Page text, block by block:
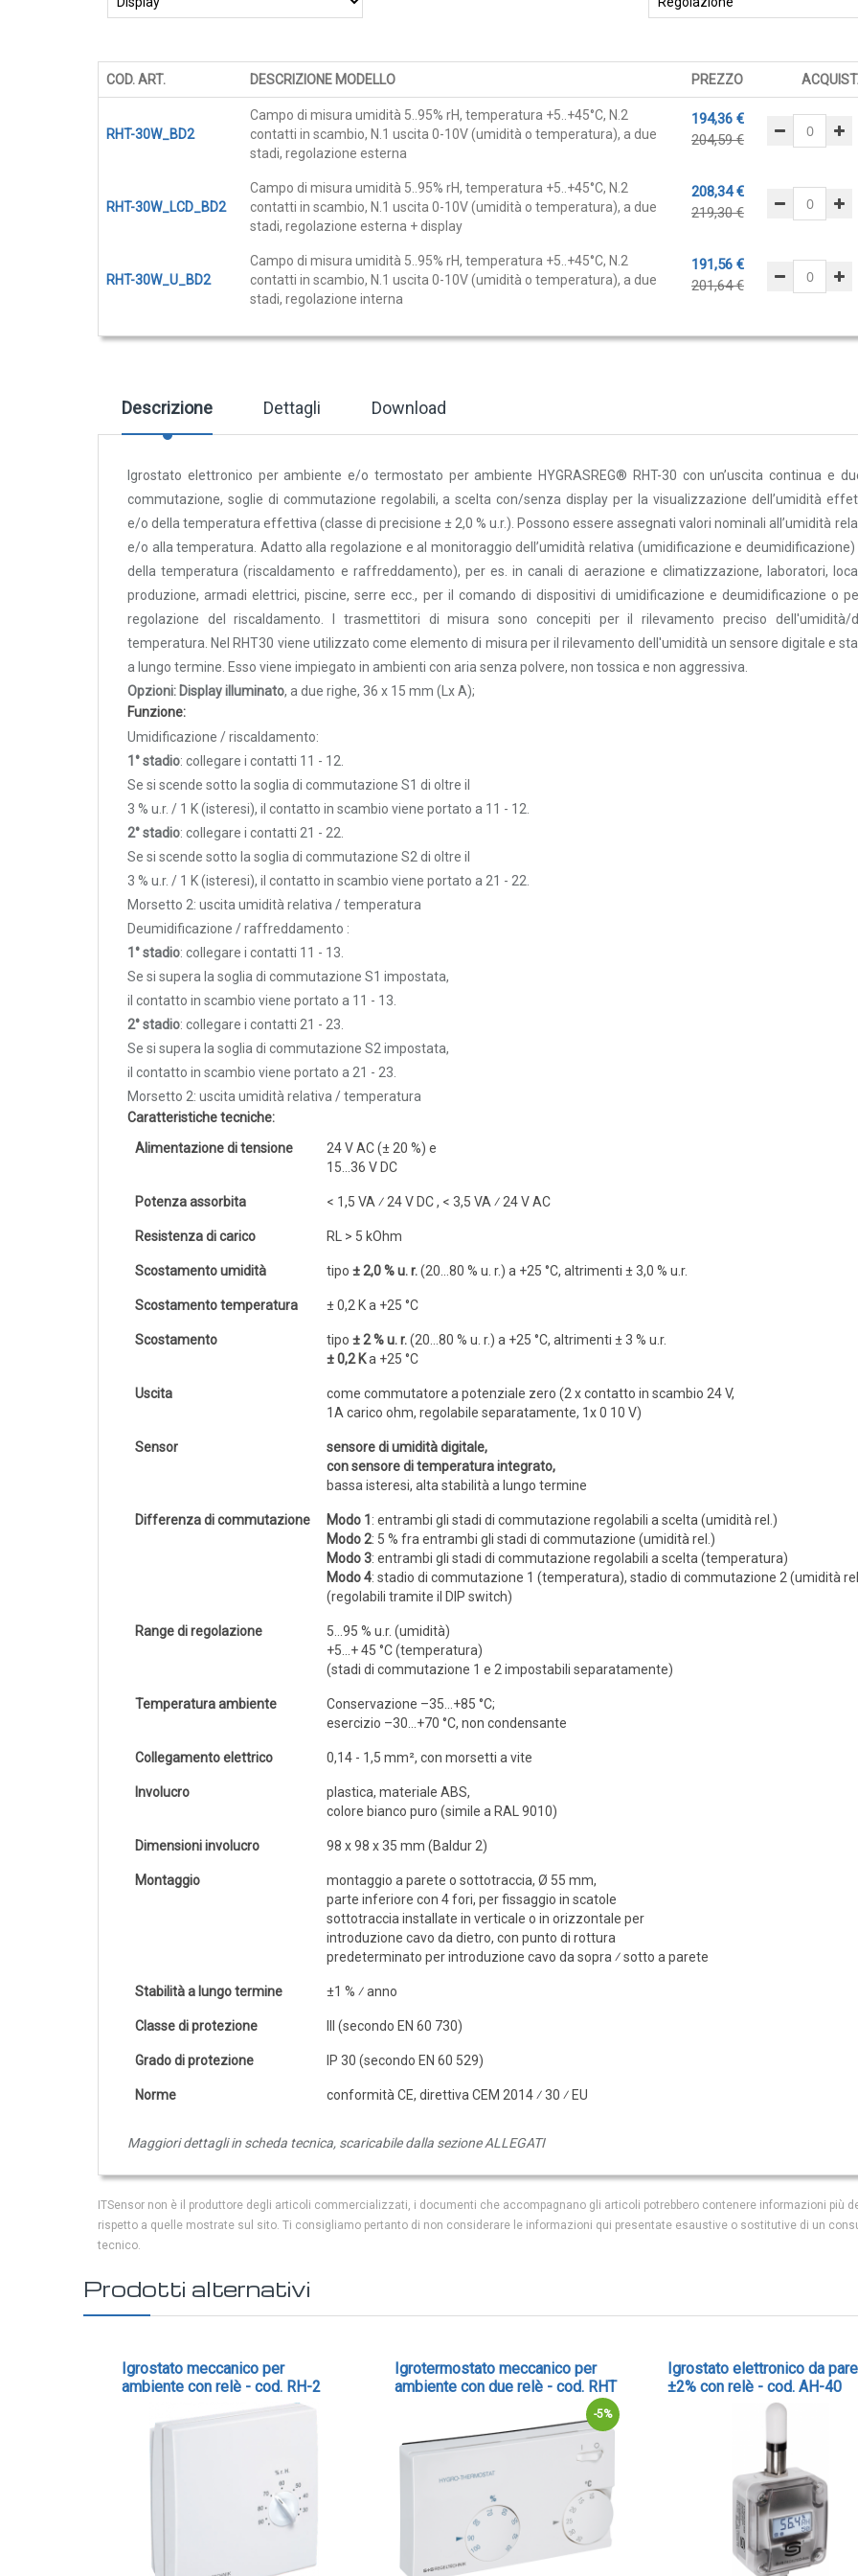
di
prodotti
COD. ART. DESCRIZIONE MODELLO PREZZO
RHT-30W_BD2
Campo di misura umidità 5..95% rH, temperatura +5..+45°C, N.2
contatti in scambio, N.1 uscita 0-10V (umidità o temperatura), a due
stadi, regolazione esterna
194,36 €
204,59 €
RHT-30W_LCD_BD2
Campo di misura umidità 5..95% rH, temperatura +5..+45°C, N.2
contatti in scambio, N.1 uscita 0-10V (umidità o temperatura), a due
stadi, regolazione esterna + display
208,34 €
219,30 €
RHT-30W_U_BD2
Campo di misura umidità 5..95% rH, temperatura +5..+45°C, N.2
contatti in scambio, N.1 uscita 0-10V (umidità o temperatura), a due
stadi, regolazione interna
191,56 €
201,64 €
Descrizione
Igrostato elettronico per ambiente e/o termostato per ambiente HYGRASREG® RHT-30 con un’uscita continua e
commutazione, soglie di commutazione regolabili, a scelta con/senza display per la visualizzazione dell’umidità
e/o della temperatura effettiva (classe di precisione ± 2,0 % u.r.). Possono essere assegnati valori nominali all’umidità
e/o alla temperatura. Adatto alla regolazione e al monitoraggio dell’umidità relativa (umidificazione e
della temperatura (riscaldamento e raffreddamento), per es. in canali di aerazione e climatizzazione, laboratori,
produzione, armadi elettrici, piscine, serre ecc., per il comando di dispositivi di umidificazione e deumidificazione o
regolazione del riscaldamento. I trasmettitori di misura sono concepiti per il rilevamento preciso dell'umidità/
temperatura. Nel RHT30 viene utilizzato come elemento di misura per il rilevamento dell'umidità un sensore digitale e
a lungo termine. Esso viene impiegato in ambienti con aria senza polvere, non tossica e non aggressiva.
Opzioni: Display illuminato, a due righe, 36 x 15 mm (Lx A);
Funzione:
Umidificazione / riscaldamento:
1° stadio: collegare i contatti 11 - 12.
Se si scende sotto la soglia di commutazione S1 di oltre il
3 % u.r. / 1 K (isteresi), il contatto in scambio viene portato a 11 - 12.
2° stadio: collegare i contatti 21 - 22.
Se si scende sotto la soglia di commutazione S2 di oltre il
3 % u.r. / 1 K (isteresi), il contatto in scambio viene portato a 21 - 22.
Morsetto 2: uscita umidità relativa / temperatura
Deumidificazione / raffreddamento :
1° stadio: collegare i contatti 11 - 13.
Se si supera la soglia di commutazione S1 impostata,
il contatto in scambio viene portato a 11 - 13.
2° stadio: collegare i contatti 21 - 23.
Se si supera la soglia di commutazione S2 impostata,
il contatto in scambio viene portato a 21 - 23.
Morsetto 2: uscita umidità relativa / temperatura
Caratteristiche tecniche:
Alimentazione di tensione
24 V AC (± 20 %) e
15...36 V DC
Potenza assorbita < 1,5 VA ⁄ 24 V DC , < 3,5 VA ⁄ 24 V AC
Resistenza di carico R > 5 kOhm
Scostamento umidità tipo ± 2,0 % u. r.(20…80 % u. r.) a +25 °C, altrimenti ± 3,0 % u.r.
Scostamento temperatura ± 0,2 K a +25 °C
Scostamento tipo ± 2 % u. r.(20…80 % u. r.) a +25 °C, altrimenti ± 3 % u.r.
± 0,2 Ka +25 °C
Uscita
come commutatore a potenziale zero (2 x contatto in scambio 24 V,
1A carico ohm, regolabile separatamente, 1x 0 10 V)
Sensor
sensore di umidità digitale,
con sensore di temperatura integrato,
bassa isteresi, alta stabilità a lungo termine
Differenza di commutazione Modo 1 : entrambi gli stadi di commutazione regolabili a scelta (umidità rel.)
Modo 2: 5 % fra entrambi gli stadi di commutazione (umidità rel.)
Modo 3: entrambi gli stadi di commutazione regolabili a scelta (temperatura)
Modo 4: stadio di commutazione 1 (temperatura), stadio di commutazione 2 (umidità
(regolabili tramite il DIP switch)
Range di regolazione
5...95 % u.r. (umidità)
+5...+ 45 °C (temperatura)
(stadi di commutazione 1 e 2 impostabili separatamente)
Temperatura ambiente
Conservazione –35...+85 °C;
esercizio –30...+70 °C, non condensante
Collegamento elettrico 0,14 - 1,5 mm², con morsetti a vite
Involucro
plastica, materiale ABS,
colore bianco puro (simile a RAL 9010)
Dimensioni involucro 98 x 98 x 35 mm (Baldur 2)
Montaggio
montaggio a parete o sottotraccia, Ø 55 mm,
parte inferiore con 4 fori, per fissaggio in scatole
sottotraccia installate in verticale o in orizzontale per
introduzione cavo da dietro, con punto di rottura
predeterminato per introduzione cavo da sopra ⁄ sotto a parete
Stabilità a lungo termine ±1 % ⁄ anno
Classe di protezione III (secondo EN 60 730)
Grado di protezione IP 30 (secondo EN 60 529)
Norme conformità CE, direttiva CEM 2014 ⁄ 30 ⁄ EU
Maggiori dettagli in scheda tecnica, scaricabile dalla sezione ALLEGATI
Dettagli Download
ITSensor non è il produttore degli articoli commercializzati, i documenti che accompagnano gli articoli potrebbero contenere informazioni più
rispetto a quelle mostrate sul sito. Ti consigliamo pertanto di non considerare le informazioni qui presentate esaustive o sostitutive di un
tecnico.
Prodotti alternativi
Igrostato meccanico per
ambiente con relè - cod. RH-2
Igrotermostato meccanico per
ambiente con due relè - cod. RHT
-5%
Igrostato elettronico da
±2% con relè - cod. AH-40
Cover e custodie
Pozzetti termometrici
Colle, Grassi e Adesivi
Sonde pioggia e antiallagamento
Igrostati e Termoigrostati
Igrostati ambiente
Strumenti portatili
Termo-igrometri ambiente
Strumenti di misura per materiali
Sensori di pressione
Trasmettitori pressione
Trasmettitori pressione differenziale
Misuratori di portata aria
Sonde CO2 da canale
Sonde VOC - Componenti Organici Volatili
Sonde VOC ambiente
Sonde VOC da canale
Sonde combinate da canale
Sensori di luminosità e movimento
Solarimetri e Piranometri
Dispositivi LoRaWAN
Contatori e Convertitori LoRaWAN
Gateway LoRaWAN
Data logger con sensore integrato
NH3 in condotto